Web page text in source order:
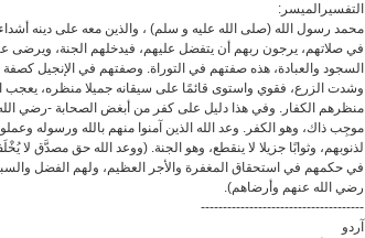
التفسيرالميسر:
محمد رسول الله (صلى الله عليه و سلم) ، والذين معه على دينه
في صلاتهم، يرجون ربهم أن يتفضل عليهم، فيدخلهم الجنة، ويرضى
السجود والعبادة، هذه صفتهم في التوراة. وصفتهم في الإنجيل
وشدت الزرع، فقوي واستوى قائمًا على سيقانه جميلا منظره، يعجب
منظرهم الكفار. وفي هذا دليل على كفر من أبغض الصحابة -رضي
موجِب ذاك، وهو الكفر. وعد الله الذين آمنوا منهم بالله ورسوله
لذنوبهم، وثوابًا جزيلا لا ينقطع، وهو الجنة. (ووعد الله حق مصدَّق
في حكمهم في استحقاق المغفرة والأجر العظيم، ولهم الفضل
رضي الله عنهم وأرضاهم).
-------------------------------------
آردو